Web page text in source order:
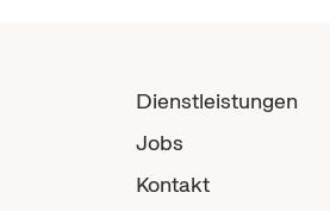
Dienstleistungen
Jobs
Kontakt